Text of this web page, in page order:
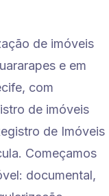
de imóveis
e em
com
de imóveis
de Imóveis
Começamos
documental,